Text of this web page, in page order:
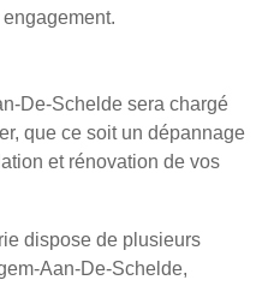
De-Schelde sera chargé
que ce soit un dépannage
et rénovation de vos
dispose de plusieurs
Aan-De-Schelde,